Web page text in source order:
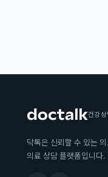
건강상
닥톡은 신뢰할 수 있는
의료 상담 플랫폼입니다.